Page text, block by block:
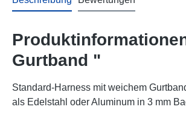
Gurtband "
Standard-Harness mit weichem
als Edelstahl oder Aluminum in 3 mm